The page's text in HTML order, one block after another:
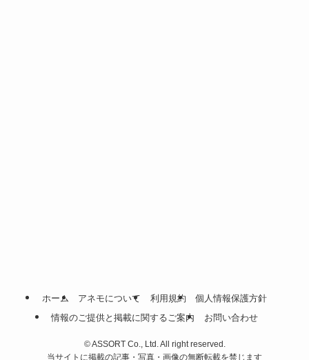
ホーム アネモについて 利用規約
個人情報保護方針
情報のご提供と掲載に関するご案内
お問い合わせ
©ASSORT Co., Ltd. All right reserved.
当サイトに掲載の記事・写真・画像の無断転載を禁じます